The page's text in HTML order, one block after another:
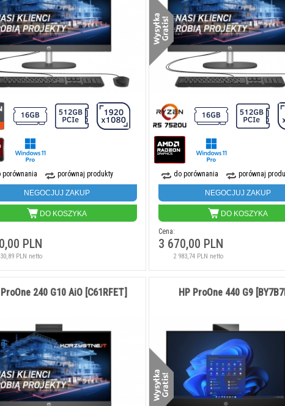
porównania porównaj produkty
NEGOCJUJ ZAKUP
DO KOSZYKA
PLN
PLN netto
do porównania porównaj
NEGOCJUJ ZAKUP
DO KOSZYKA
Cena:
3 670,00 PLN
2 983,74 PLN netto
240 G10 AiO [C61RFET] HP ProOne 440 G9